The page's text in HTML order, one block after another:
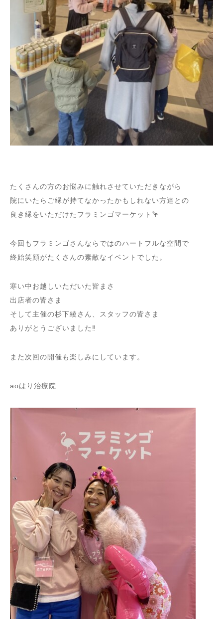
たくさんの方のお悩みに触れさせていただきながら
院にいたらご縁が持てなかったかもしれない方達との
良き縁をいただけたフラミンゴマーケット🦩
今回もフラミンゴさんならではのハートフルな空間で
終始笑顔がたくさんの素敵なイベントでした。
寒い中お越しいただいた皆まさ
出店者の皆さま
そして主催の杉下綾さん、スタッフの皆さま
ありがとうございました‼︎
また次回の開催も楽しみにしています。
aoはり治療院